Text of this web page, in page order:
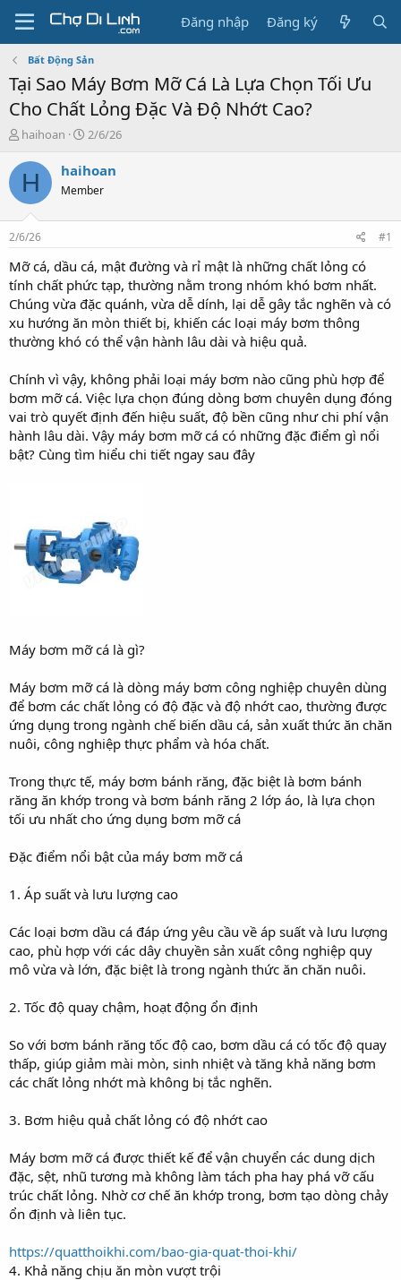
Đăng nhập Đăng ký
Bất Động Sản
Tại Sao Máy Bơm Mỡ Cá Là Lựa Chọn Tối Ưu
Cho Chất Lỏng Đặc Và Độ Nhớt Cao?
T
r
e
a
s
t
a
t
e
r
haihoan
N
à
y
g
2/6/26
H haihoan
Member
2/6/26 #1
Mỡ cá, dầu cá, mật đường và rỉ mật là những chất lỏng có
tính chất phức tạp, thường nằm trong nhóm khó bơm nhất.
Chúng vừa đặc quánh, vừa dễ dính, lại dễ gây tắc nghẽn và có
xu hướng ăn mòn thiết bị, khiến các loại máy bơm thông
thường khó có thể vận hành lâu dài và hiệu quả.
Chính vì vậy, không phải loại máy bơm nào cũng phù hợp để
bơm mỡ cá. Việc lựa chọn đúng dòng bơm chuyên dụng đóng
vai trò quyết định đến hiệu suất, độ bền cũng như chi phí vận
hành lâu dài. Vậy máy bơm mỡ cá có những đặc điểm gì nổi
bật? Cùng tìm hiểu chi tiết ngay sau đây
Máy bơm mỡ cá là gì?
Máy bơm mỡ cá là dòng máy bơm công nghiệp chuyên dùng
để bơm các chất lỏng có độ đặc và độ nhớt cao, thường được
ứng dụng trong ngành chế biến dầu cá, sản xuất thức ăn chăn
nuôi, công nghiệp thực phẩm và hóa chất.
Trong thực tế, máy bơm bánh răng, đặc biệt là bơm bánh
răng ăn khớp trong và bơm bánh răng 2 lớp áo, là lựa chọn
tối ưu nhất cho ứng dụng bơm mỡ cá
Đặc điểm nổi bật của máy bơm mỡ cá
1. Áp suất và lưu lượng cao
Các loại bơm dầu cá đáp ứng yêu cầu về áp suất và lưu lượng
cao, phù hợp với các dây chuyền sản xuất công nghiệp quy
mô vừa và lớn, đặc biệt là trong ngành thức ăn chăn nuôi.
2. Tốc độ quay chậm, hoạt động ổn định
So với bơm bánh răng tốc độ cao, bơm dầu cá có tốc độ quay
thấp, giúp giảm mài mòn, sinh nhiệt và tăng khả năng bơm
các chất lỏng nhớt mà không bị tắc nghẽn.
3. Bơm hiệu quả chất lỏng có độ nhớt cao
Máy bơm mỡ cá được thiết kế để vận chuyển các dung dịch
đặc, sệt, nhũ tương mà không làm tách pha hay phá vỡ cấu
trúc chất lỏng. Nhờ cơ chế ăn khớp trong, bơm tạo dòng chảy
ổn định và liên tục.
https://quatthoikhi.com/bao-gia-quat-thoi-khi/
4. Khả năng chịu ăn mòn vượt trội